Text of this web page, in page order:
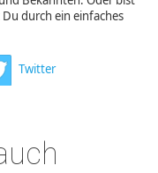
durch ein einfaches
Twitter